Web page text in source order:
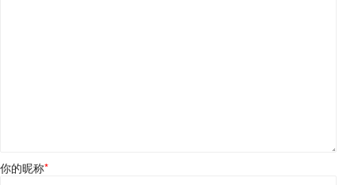
你的昵称*